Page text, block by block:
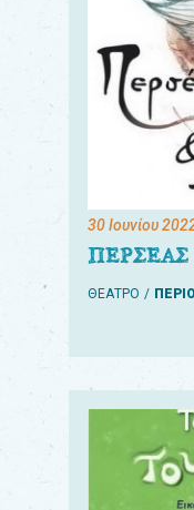
30 Ιουνίου
ΘΕΑΤΡΟ